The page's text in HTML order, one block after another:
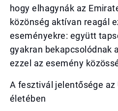
hogy elhagynák az
közönség aktívan reagál
eseményekre: együtt
gyakran bekapcsolódnak
ezzel az esemény
A fesztivál jelentősége az
életében